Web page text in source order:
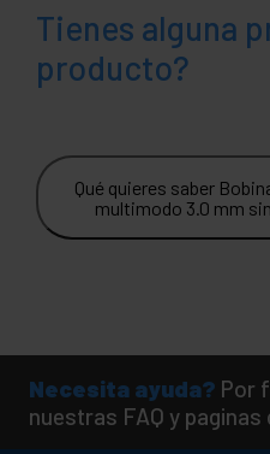
Tienes alguna
producto?
Qué quieres saber
multimodo 3.0 mm
Necesita ayuda? Por
nuestras FAQ y paginas